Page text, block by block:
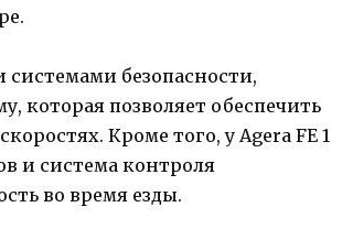
безопасности,
которая позволяет обеспечить
Кроме того, у Аgera FE 1
и система контроля
во время езды.